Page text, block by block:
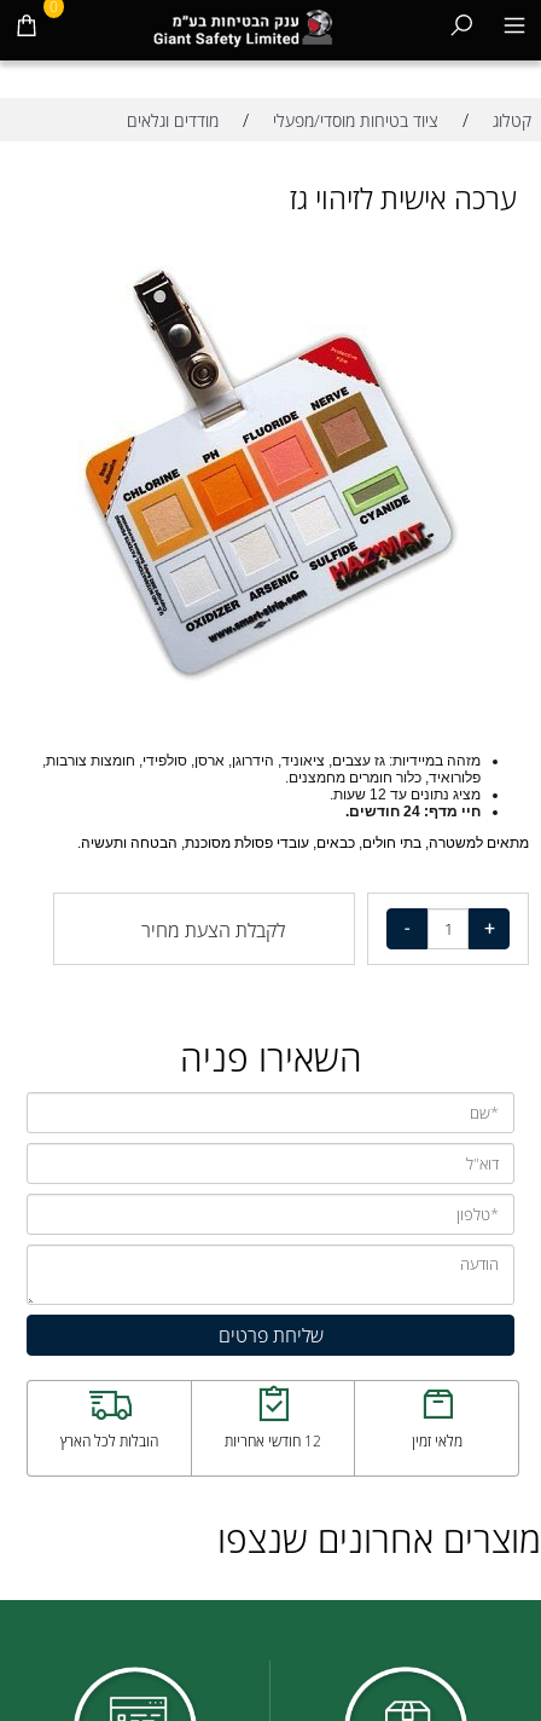
0
קטלוג / ציוד בטיחות מוסדי/מפעלי / מודדים וגלאים
ערכה אישית לזיהוי גז
מזהה במיידיות: גז עצבים, ציאוניד, הידרוגן, ארסן, סולפידי, חומצות צורבות,
פלורואיד, כלור חומרים מחמצנים.
מציג נתונים עד 12 שעות.
חיי מדף: 24 חודשים.
מתאים למשטרה, בתי חולים, כבאים, עובדי פסולת מסוכנת, הבטחה ותעשיה.
לקבלת הצעת מחיר
השאירו פניה
מלאי זמין 12 חודשי אחריות הובלות לכל הארץ
מוצרים אחרונים שנצפו